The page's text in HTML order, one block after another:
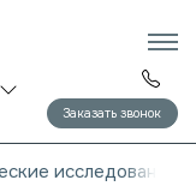
Заказать звонок
исследования